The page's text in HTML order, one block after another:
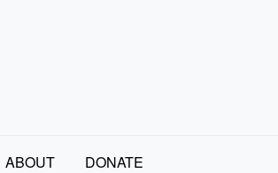
ABOUT DONATE